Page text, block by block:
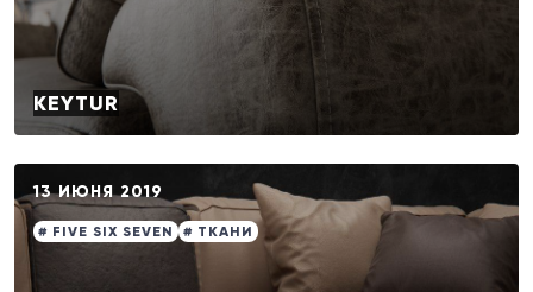
KEYTUR
13 ИЮНЯ 2019
# FIVE SIX SEVEN # ТКАНИ